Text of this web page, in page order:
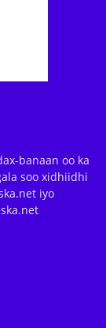
banaan oo ka
soo xidhiidhi
iyo